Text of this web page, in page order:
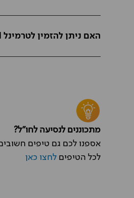
האם ניתן להזמין לטרמינל 1?
מתכוננים לנסיעה לחו"ל?
אספנו לכם גם טיפים
לכל הטיפים לחצו כאן